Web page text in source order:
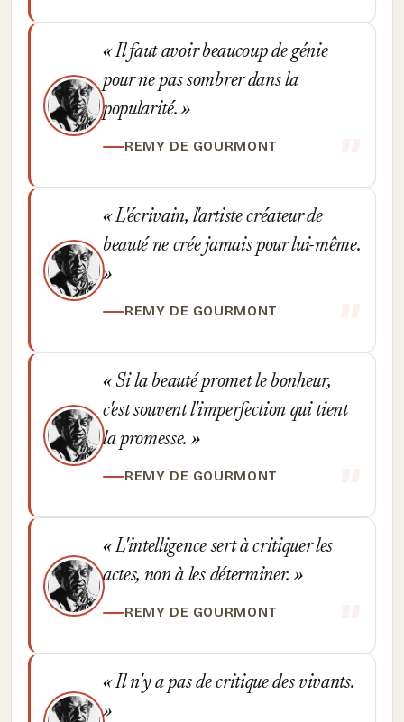
Il faut avoir beaucoup de génie
pour ne pas sombrer dans la
popularité.
REMY DE GOURMONT
L'écrivain, l'artiste créateur de
beauté ne crée jamais pour lui-même.
REMY DE GOURMONT
Si la beauté promet le bonheur,
c'est souvent l'imperfection qui tient
la promesse.
REMY DE GOURMONT
L'intelligence sert à critiquer les
actes, non à les déterminer.
REMY DE GOURMONT
Il n'y a pas de critique des vivants.